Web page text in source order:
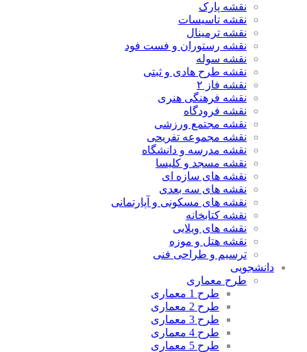
نقشه پارک
نقشه تاسیسات
نقشه ترمینال
نقشه رستوران و فست فود
نقشه سوله
نقشه طرح هادی و ثبتی
نقشه فاز ۲
نقشه فرهنگی هنری
نقشه فرودگاه
نقشه مجتمع ورزشی
نقشه مجموعه تفریحی
نقشه مدرسه و دانشگاه
نقشه مسجد و کلیسا
نقشه های سازه ای
نقشه های سه بعدی
نقشه های مسکونی و آپارتمانی
نقشه کتابخانه
نقشه های ویلایی
نقشه هتل و موزه
ترسیم و طراحی فنی
دانشجویی
طرح معماری
طرح 1 معماری
طرح 2 معماری
طرح 3 معماری
طرح 4 معماری
طرح 5 معماری